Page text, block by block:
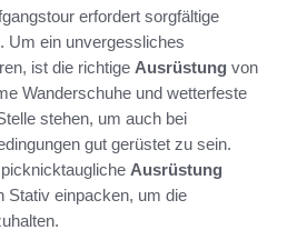
erfordert sorgfältige
Um ein unvergessliches
ist die richtige Ausrüstung von
Wanderschuhe und wetterfeste
stehen, um auch bei
gut gerüstet zu sein.
Ausrüstung
Stativ einpacken, um die